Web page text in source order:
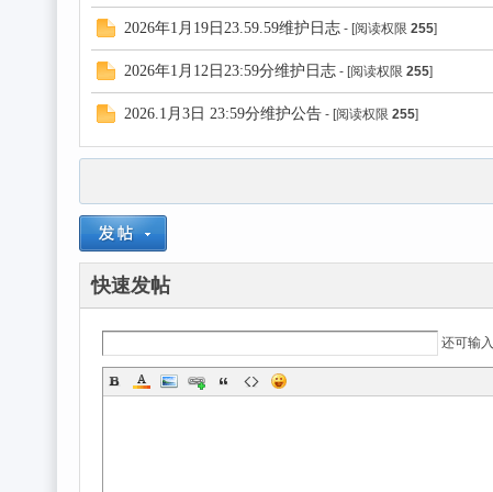
2026年1月19日23.59.59维护日志 - [阅读权限 255]
2026年1月12日23:59分维护日志 - [阅读权限 255]
2026.1月3日 23:59分维护公告 - [阅读权限 255]
快速发帖
还可输入